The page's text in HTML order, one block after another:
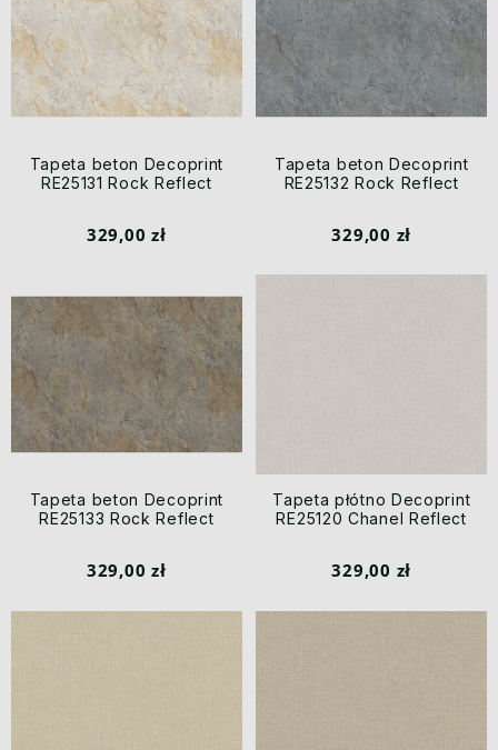
Tapeta beton Decoprint
RE25131 Rock Reflect
329,00 zł
Tapeta beton Decoprint
RE25132 Rock Reflect
329,00 zł
Tapeta beton Decoprint
RE25133 Rock Reflect
329,00 zł
Tapeta płótno Decoprint
RE25120 Chanel Reflect
329,00 zł